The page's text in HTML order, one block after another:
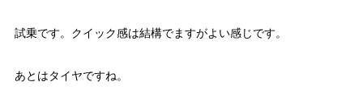
試乗です。クイック感は結構でますがよい感じです。
あとはタイヤですね。